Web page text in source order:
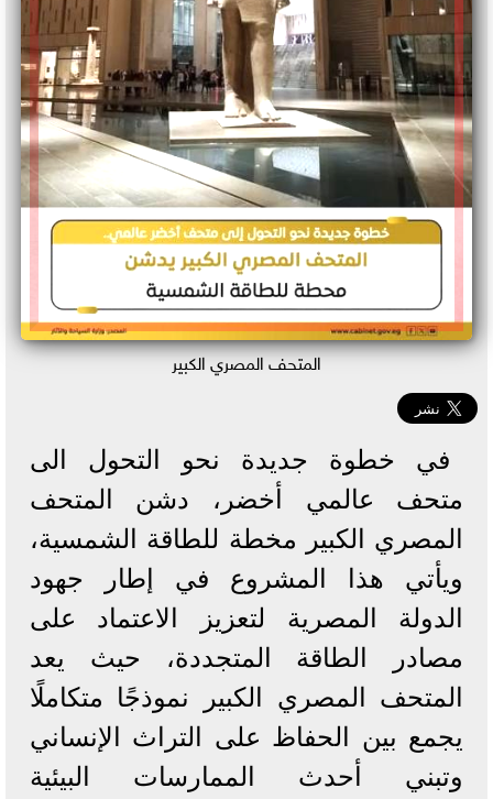
المتحف المصري الكبير
في خطوة جديدة نحو التحول الى
متحف عالمي أخضر، دشن المتحف
المصري الكبير مخطة للطاقة الشمسية،
ويأتي هذا المشروع في إطار جهود
الدولة المصرية لتعزيز الاعتماد على
مصادر الطاقة المتجددة، حيث يعد
المتحف المصري الكبير نموذجًا متكاملًا
يجمع بين الحفاظ على التراث الإنساني
وتبني أحدث الممارسات البيئية